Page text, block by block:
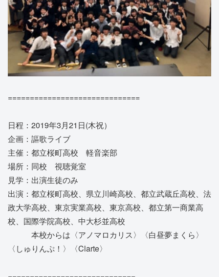
==============================
日程：2019年3月21日(木祝）
企画：謳歌ライブ
主催：都立桜町高校 軽音楽部
場所：同校 視聴覚室
見学：出演生徒のみ
出演：都立桜町高校、県立川崎高校、都立武蔵丘高校、法
政大学高校、東京実業高校、東京高校、都立第一商業高
校、国際学院高校、中大杉並高校
本校からは〈アノマロカリス〉〈白昼夢まくら〉
〈しゅりんぷ！〉〈Clarte〉